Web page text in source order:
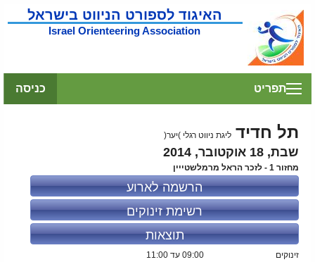
האיגוד לספורט הניווט בישראל
Israel Orienteering Association
כניסה תפריט
תל חדיד ליגת ניווט רגלי )יער(
שבת, 18 אוקטובר, 2014
מחזור 1 - לזכר הראל מרמלשטייין
הרשמה לארוע
רשימת זינוקים
תוצאות
זינוקים 09:00 עד 11:00